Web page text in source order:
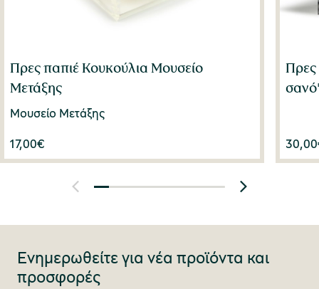
Πρες παπιέ Κουκούλια Μουσείο
Μετάξης
Μουσείο Μετάξης
17,00€
Πρες
30,00
Ενημερωθείτε για νέα προϊόντα και
προσφορές